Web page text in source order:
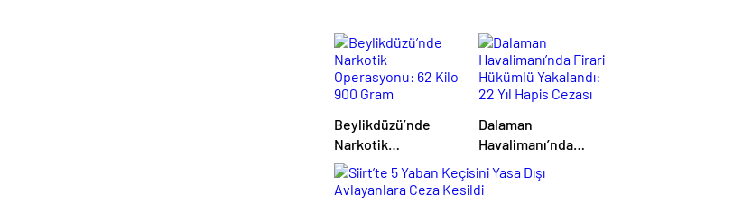
Beylikdüzü’nde
Narkotik
Operasyonu: 62 Kilo
900 Gram
Uyuşturucu Ele
Dalaman
Havalimanı’nda
Firari Hükümlü
Yakalandı: 22 Yıl